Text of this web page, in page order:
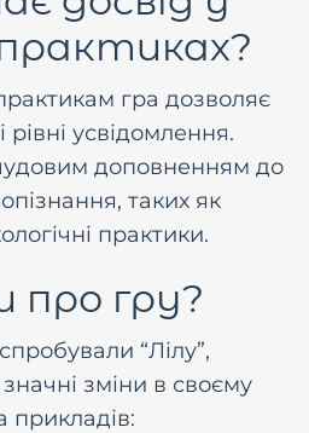
гра дозволяє
рiвнi усвiдомлення.
доповненням до
таких як
практики.
про гру?
“Лілу”,
змiни в своєму
прикладiв: